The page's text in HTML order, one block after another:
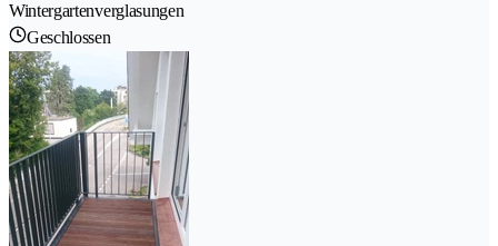
Wintergartenverglasungen
Geschlossen